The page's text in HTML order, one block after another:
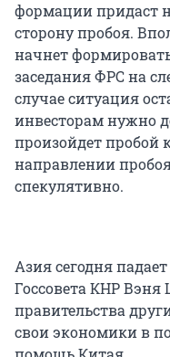
формации придаст
сторону пробоя.
начнет
заседания ФРС на
случае ситуация
инвесторам нужно
произойдет пробой
направлении
спекулятивно.
Азия сегодня
Госсовета КНР Вэня
правительства
свои экономики в